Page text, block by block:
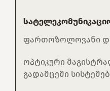
ფართოზოლოვანი
ოპტიკური
გადამცემი